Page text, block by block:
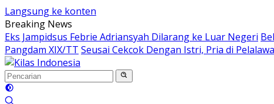
Langsung ke konten
Breaking News
Eks Jampidsus Febrie Adriansyah Dilarang ke Luar Negeri
Pangdam XIX/TT Seusai Cekcok Dengan Istri, Pria di